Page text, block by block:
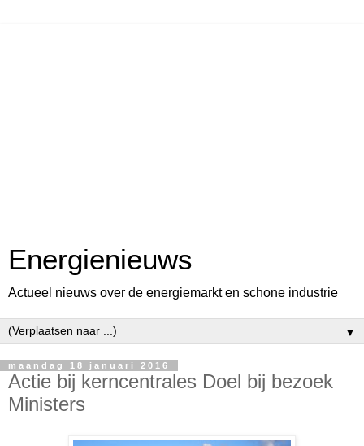
Energienieuws
Actueel nieuws over de energiemarkt en schone industrie
▼
maandag 18 januari 2016
Actie bij kerncentrales Doel bij bezoek
Ministers